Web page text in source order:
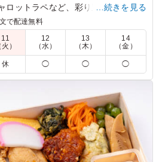
ロットラペなど、彩り豊かなサイド
議、イベント時のお食事に最適で、
違いありません。
はジューシーで、スパイシーなカ
最後まで美味しくいただけまし
、満足感の高いお弁当です。
スタジオ撮影
07/28
…続きを見る
で配達無料
11
火）
12
（水）
13
（木）
14
（金）
休 ◯ ◯ ◯